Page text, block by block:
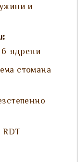
и
ядрени
стомана